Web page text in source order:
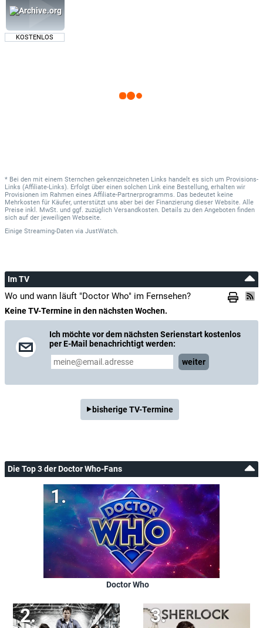
KOSTENLOS
* Bei den mit einem Sternchen gekennzeichneten Links handelt es sich um Provisions-
Links (Affiliate-Links). Erfolgt über einen solchen Link eine Bestellung, erhalten wir
Provisionen im Rahmen eines Affiliate-Partnerprogramms. Das bedeutet keine
Mehrkosten für Käufer, unterstützt uns aber bei der Finanzierung dieser Website. Alle
Preise inkl. MwSt. und ggf. zuzüglich Versandkosten. Details zu den Angeboten finden
sich auf der jeweiligen Webseite.
Einige Streaming-Daten via JustWatch.
Im TV
Wo und wann läuft "Doctor Who" im Fernsehen?
Keine TV-Termine in den nächsten Wochen.
Ich möchte vor dem nächsten Serienstart kostenlos
per E-Mail benachrichtigt werden:
weiter
bisherige TV-Termine
Die Top 3 der Doctor Who-Fans
Doctor Who